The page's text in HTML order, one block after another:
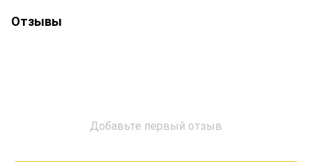
Отзывы
Добавьте первый отзыв